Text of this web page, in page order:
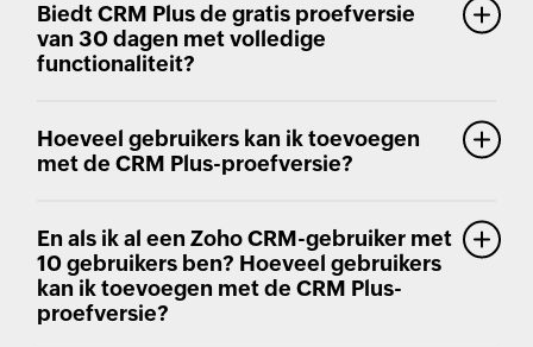
Biedt CRM Plus de gratis proefversie
van 30 dagen met volledige
functionaliteit?
Hoeveel gebruikers kan ik toevoegen
met de CRM Plus-proefversie?
En als ik al een Zoho CRM-gebruiker met
10 gebruikers ben? Hoeveel gebruikers
kan ik toevoegen met de CRM Plus-
proefversie?